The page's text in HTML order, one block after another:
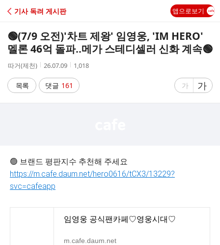
C
A
기사 독려 게시판 앱으로보기
🟢(7/9 오전)'차트 제왕' 임영웅, 'IM HERO'
멜론 46억 돌파..메가 스테디셀러 신화 계속🟢
작
자
따거(제천)
작
시
간
26.07.09
조
수
1,018
목록 댓글 161
글
가
글
자
가
🟢 브랜드 평판지수 추천해 주세요
https://m.cafe.daum.net/hero0616/tCX3/13229?
svc=cafeapp
임영웅 공식팬카페♡영웅시대♡
m.cafe.daum.net